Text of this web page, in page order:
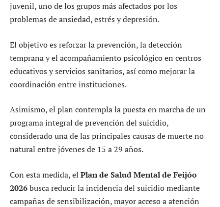
juvenil, uno de los grupos más afectados por los
problemas de ansiedad, estrés y depresión.
El objetivo es reforzar la prevención, la detección
temprana y el acompañamiento psicológico en centros
educativos y servicios sanitarios, así como mejorar la
coordinación entre instituciones.
Asimismo, el plan contempla la puesta en marcha de un
programa integral de prevención del suicidio,
considerado una de las principales causas de muerte no
natural entre jóvenes de 15 a 29 años.
Con esta medida, el Plan de Salud Mental de Feijóo
2026busca reducir la incidencia del suicidio mediante
campañas de sensibilización, mayor acceso a atención